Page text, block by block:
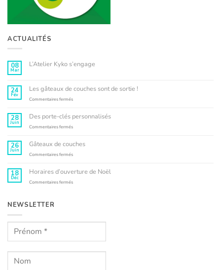
ACTUALITÉS
08
Mar
L’Atelier Kyko s’engage
L’Atelier
Kyko
s’engage
24
Fév
Les gâteaux de couches sont de sortie !
Commentaires ferméssur
de
couches
sortie
!
28
Juin
Des porte-clés personnalisés
Commentaires ferméssur
clés
personnalisés
26
Juin
Gâteaux de couches
Commentaires ferméssur
couches
18
Déc
Horaires d’ouverture de Noël
Commentaires ferméssur
NEWSLETTER